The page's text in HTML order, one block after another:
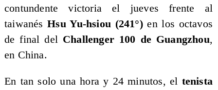
contundente victoria el jueves frente al
taiwanésHsu Yu-hsiou (241°)en los octavos
de final del Challenger 100 de Guangzhou,
en China.
En tan solo una hora y 24 minutos, el tenista